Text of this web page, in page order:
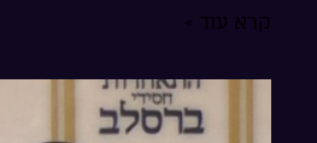
קרא עוד »